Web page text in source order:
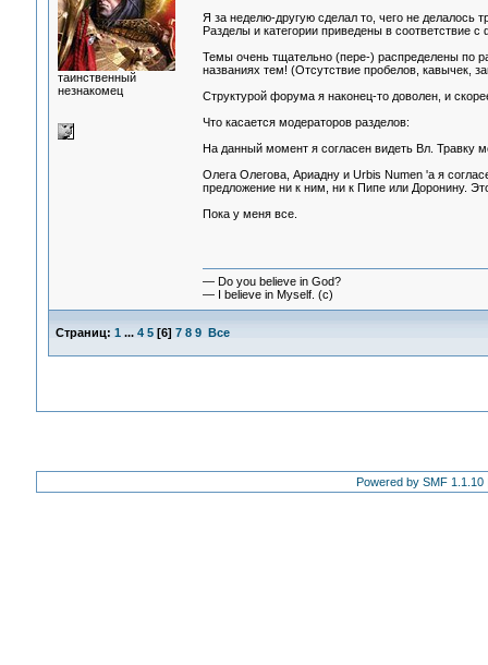
таинственный
незнакомец
Я за неделю-другую сделал то, чего не делалось
Разделы и категории приведены в соответствие
Темы очень тщательно (пере-) распределены по
названиях тем! (Отсутствие пробелов, кавычек,
Структурой форума я наконец-то доволен, и
Что касается модераторов разделов:
На данный момент я согласен видеть Вл. Травку
Олега Олегова, Ариадну и Urbis Numen 'а я
предложение ни к ним, ни к Пипе или Доронину.
Пока у меня все.
— Do you believe in God?
— I believe in Myself. (c)
Страниц: 1 ... 4 5[6] 7 8 9 Все
Powered by SMF 1.1.10